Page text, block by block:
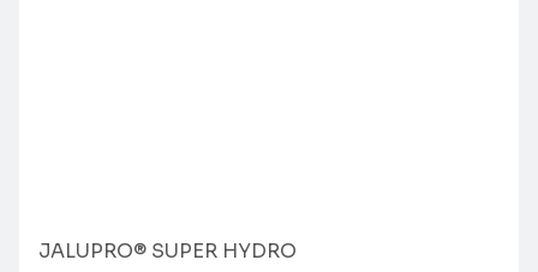
JALUPRO® SUPER HYDRO